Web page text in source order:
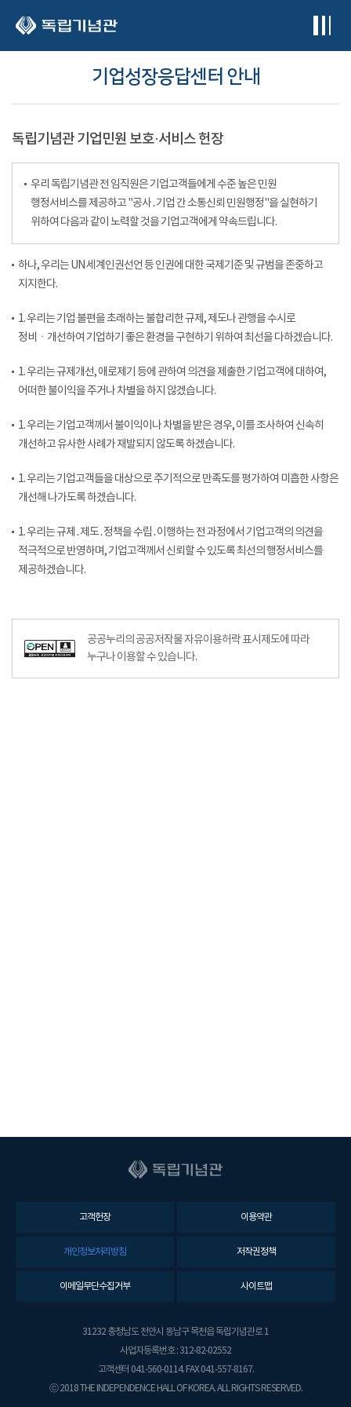
기업성장응답센터 안내
독립기념관 기업민원 보호·서비스 헌장
우리 독립기념관 전 임직원은 기업고객들에게 수준 높은 민원
행정서비스를 제공하고 "공사․기업 간 소통신뢰 민원행정"을 실현하기
위하여 다음과 같이 노력할 것을 기업고객에게 약속드립니다.
하나, 우리는 UN 세계인권선언 등 인권에 대한 국제기준 및 규범을 존중하고
지지한다.
1. 우리는 기업 불편을 초래하는 불합리한 규제, 제도나 관행을 수시로
정비ㆍ개선하여 기업하기 좋은 환경을 구현하기 위하여 최선을 다하겠습니다.
1. 우리는 규제개선, 애로제기 등에 관하여 의견을 제출한 기업고객에 대하여,
어떠한 불이익을 주거나 차별을 하지 않겠습니다.
1. 우리는 기업고객께서 불이익이나 차별을 받은 경우, 이를 조사하여 신속히
개선하고 유사한 사례가 재발되지 않도록 하겠습니다.
1. 우리는 기업고객들을 대상으로 주기적으로 만족도를 평가하여 미흡한 사항은
개선해 나가도록 하겠습니다.
1. 우리는 규제․제도․정책을 수립․이행하는 전 과정에서 기업고객의 의견을
적극적으로 반영하며, 기업고객께서 신뢰할 수 있도록 최선의 행정서비스를
제공하겠습니다.
공공누리의 공공저작물 자유이용허락 표시제도에 따라
누구나 이용할 수 있습니다.
고객헌장 이용약관
개인정보처리방침 저작권정책
이메일무단수집거부 사이트맵
31232 충청남도 천안시 동남구 목천읍 독립기념관로 1
사업자등록번호 : 312-82-02552
고객센터 041-560-0114. FAX 041-557-8167.
ⓒ 2018 THE INDEPENDENCE HALL OF KOREA. ALL RIGHTS RESERVED.